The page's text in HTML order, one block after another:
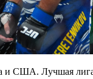
и США. Лучшая